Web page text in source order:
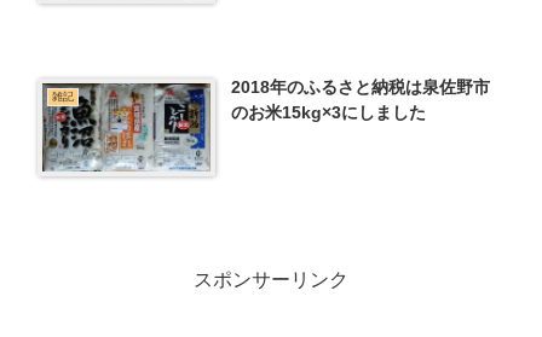
雑記
2018年のふるさと納税は泉佐野市
のお米15kg×3にしました
スポンサーリンク